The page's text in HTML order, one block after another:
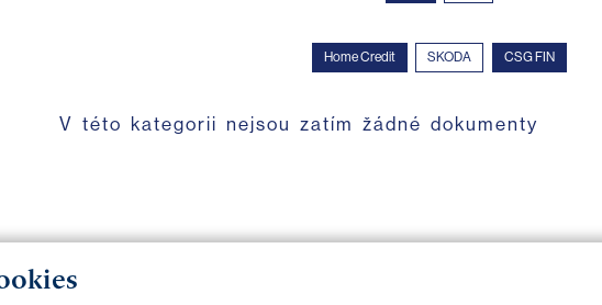
Home Credit SKODA CSG FIN
V této kategorii nejsou zatím žádné dokumenty